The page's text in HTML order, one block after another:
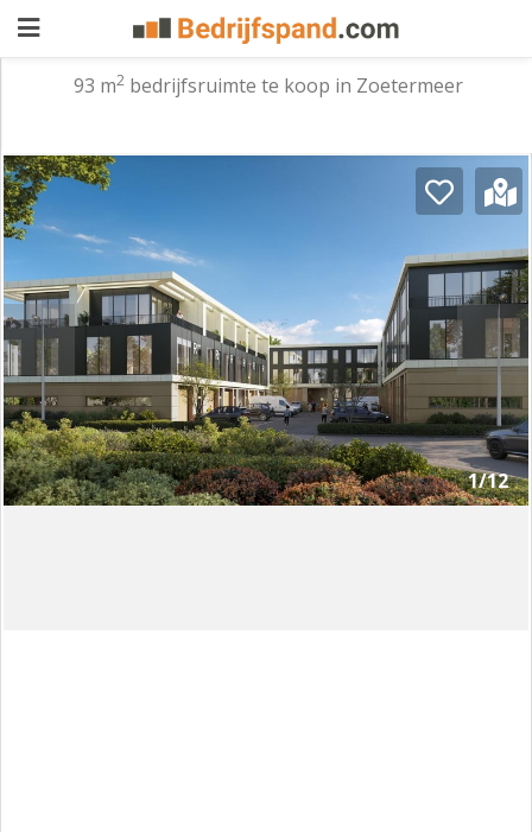
aanbieden
Pand
zoeken
adverteren
Premium
adverteren
Blog
Registreren
Login
93 m2 bedrijfsruimte te koop in Zoetermeer
1/12